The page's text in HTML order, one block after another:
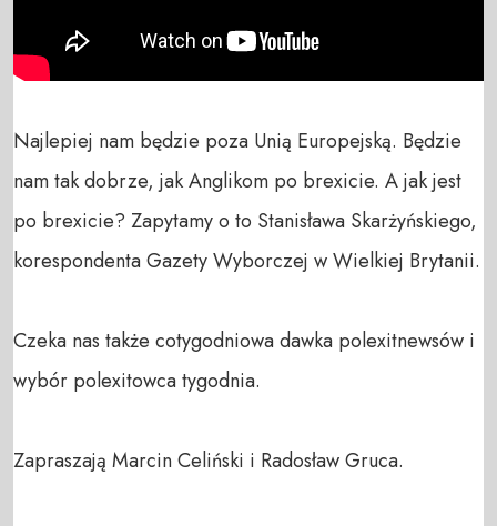
Najlepiej nam będzie poza Unią Europejską. Będzie
nam tak dobrze, jak Anglikom po brexicie. A jak jest
po brexicie? Zapytamy o to Stanisława Skarżyńskiego,
korespondenta Gazety Wyborczej w Wielkiej Brytanii.
Czeka nas także cotygodniowa dawka polexitnewsów i
wybór polexitowca tygodnia.
Zapraszają Marcin Celiński i Radosław Gruca.